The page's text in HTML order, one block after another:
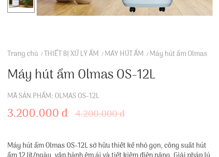
Trang chủ THIẾT BỊ XỬ LÝ ẨM MÁY HÚT ẨM Máy hút ẩm Olmas
Máy hút ẩm Olmas OS-12L
MÃ SẢN PHẨM: OLMAS OS-12L
3.200.000 đ 4.200.000 đ
Máy hút ẩm Olmas OS-12L sở hữu thiết kế nhỏ gọn, công suất hút